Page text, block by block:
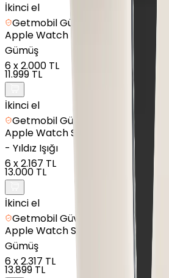
İkinci el
Getmobil Güvencesi
AppleWatch Series 8 -
Gümüş
6x2.000 TL
11.999 TL
İkinci el
Getmobil Güvencesi
AppleWatch Series 7 Nike -
- Yıldız Işığı
6x2.167 TL
13.000 TL
İkinci el
Getmobil Güvencesi
AppleWatch Series 9 -
Gümüş
6x2.317 TL
13.899 TL